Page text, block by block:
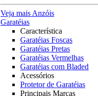
Veja mais Anzóis
Garatéias
Característica
Garatéias Foscas
Garatéias Pretas
Garatéias Vermelhas
Garatéias com Bladed
Acessórios
Protetor de Garatéias
Principais Marcas